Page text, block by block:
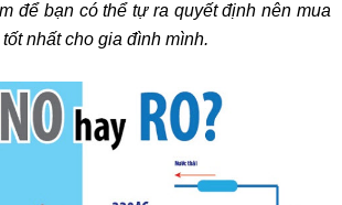
để bạn có thể tự ra quyết định nên mua
nhất cho gia đình mình.